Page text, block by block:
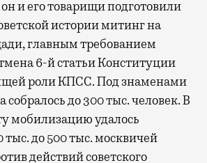
и его товарищи подготовили
истории митинг на
главным требованием
6-й статьи Конституции
роли КПСС. Под знаменами
собралось до 300 тыс. человек. В
мобилизацию удалось
тыс. до 500 тыс. москвичей
действий советского